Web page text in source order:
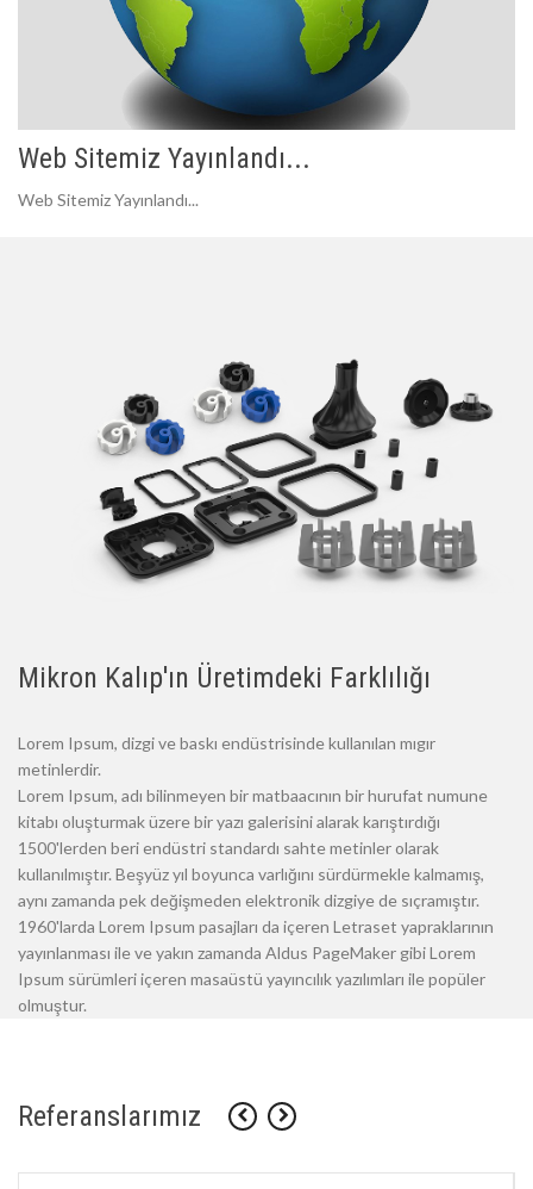
Web Sitemiz Yayınlandı...
Web Sitemiz Yayınlandı...
Mikron Kalıp'ın Üretimdeki Farklılığı
Lorem Ipsum, dizgi ve baskı endüstrisinde kullanılan mıgır
metinlerdir.
Lorem Ipsum, adı bilinmeyen bir matbaacının bir hurufat numune
kitabı oluşturmak üzere bir yazı galerisini alarak karıştırdığı
1500'lerden beri endüstri standardı sahte metinler olarak
kullanılmıştır. Beşyüz yıl boyunca varlığını sürdürmekle kalmamış,
aynı zamanda pek değişmeden elektronik dizgiye de sıçramıştır.
1960'larda Lorem Ipsum pasajları da içeren Letraset yapraklarının
yayınlanması ile ve yakın zamanda Aldus PageMaker gibi Lorem
Ipsum sürümleri içeren masaüstü yayıncılık yazılımları ile popüler
olmuştur.
Referanslarımız